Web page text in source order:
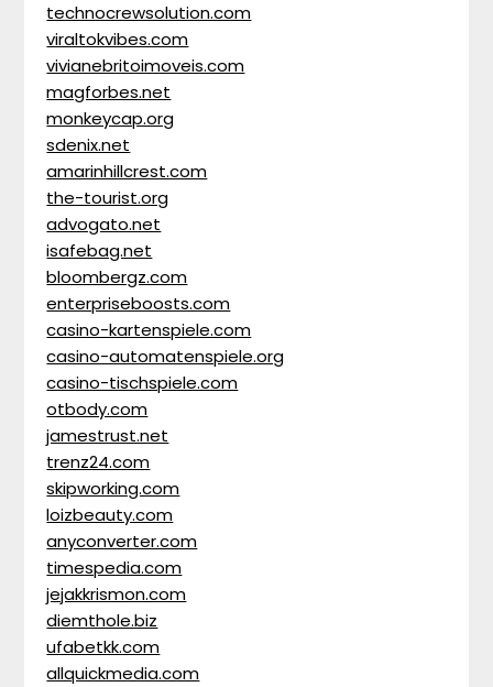
technocrewsolution.com
viraltokvibes.com
vivianebritoimoveis.com
magforbes.net
monkeycap.org
sdenix.net
amarinhillcrest.com
the-tourist.org
advogato.net
isafebag.net
bloombergz.com
enterpriseboosts.com
casino-kartenspiele.com
casino-automatenspiele.org
casino-tischspiele.com
otbody.com
jamestrust.net
trenz24.com
skipworking.com
loizbeauty.com
anyconverter.com
timespedia.com
jejakkrismon.com
diemthole.biz
ufabetkk.com
allquickmedia.com